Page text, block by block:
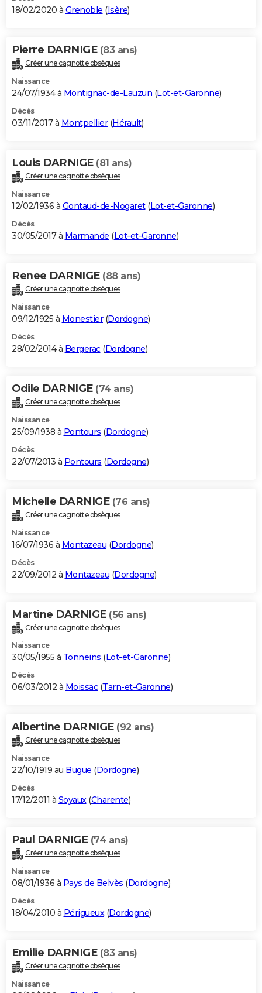
18/02/2020 à Grenoble (Isère)
Pierre DARNIGE (83 ans)
Créer une cagnotte obsèques
Naissance
24/07/1934 à Montignac-de-Lauzun (Lot-et-Garonne)
Décès
03/11/2017 à Montpellier(Hérault)
Louis DARNIGE (81 ans)
Créer une cagnotte obsèques
Naissance
12/02/1936 à Gontaud-de-Nogaret(Lot-et-Garonne)
Décès
30/05/2017 à Marmande (Lot-et-Garonne)
Renee DARNIGE (88 ans)
Créer une cagnotte obsèques
Naissance
09/12/1925 à Monestier(Dordogne)
Décès
28/02/2014 à Bergerac(Dordogne)
Odile DARNIGE (74 ans)
Créer une cagnotte obsèques
Naissance
25/09/1938 à Pontours (Dordogne)
Décès
22/07/2013 à Pontours (Dordogne)
Michelle DARNIGE (76 ans)
Créer une cagnotte obsèques
Naissance
16/07/1936 à Montazeau (Dordogne)
Décès
22/09/2012 à Montazeau (Dordogne)
Martine DARNIGE (56 ans)
Créer une cagnotte obsèques
Naissance
30/05/1955 à Tonneins (Lot-et-Garonne)
Décès
06/03/2012 à Moissac(Tarn-et-Garonne)
Albertine DARNIGE (92 ans)
Créer une cagnotte obsèques
Naissance
22/10/1919 au Bugue (Dordogne)
Décès
17/12/2011 à Soyaux(Charente)
Paul DARNIGE (74 ans)
Créer une cagnotte obsèques
Naissance
08/01/1936 à Pays de Belvès (Dordogne)
Décès
18/04/2010 à Périgueux(Dordogne)
Emilie DARNIGE (83 ans)
Créer une cagnotte obsèques
Naissance